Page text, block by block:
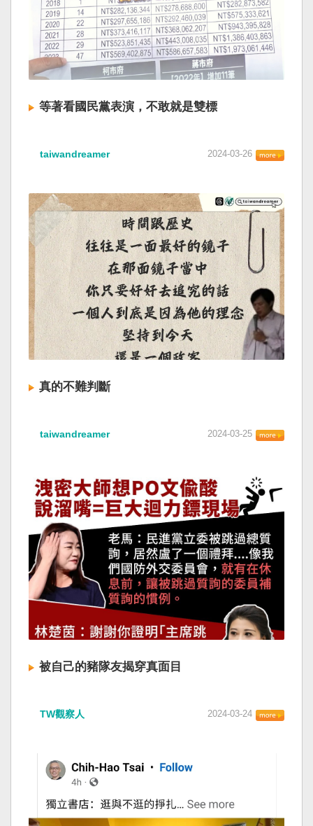
等著看國民黨表演，不敢就是雙標
taiwandreamer 2024-03-26
真的不難判斷
taiwandreamer 2024-03-25
被自己的豬隊友揭穿真面目
TW觀察人 2024-03-24